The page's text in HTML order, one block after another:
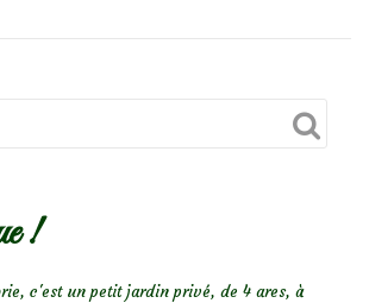
Un
dans
!
c'est un petit jardin privé, de 4 ares, à